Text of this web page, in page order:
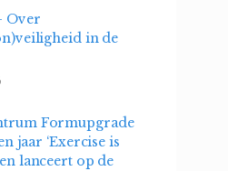
Over
in de
Formupgrade
jaar ‘Exercise is
lanceert op de